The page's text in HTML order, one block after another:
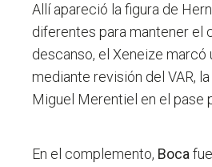
Allí apareció la figura de
diferentes para mantener el
descanso, el Xeneize marcó
mediante revisión del VAR,
Miguel Merentiel en el pase
En el complemento, Boca